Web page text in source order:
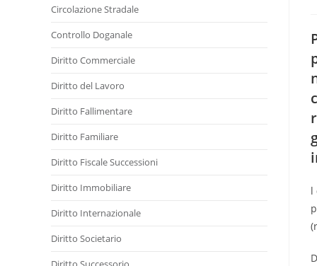
l
Circolazione Stradale
Controllo Doganale
Diritto Commerciale
Diritto del Lavoro
Diritto Fallimentare
Diritto Familiare
Diritto Fiscale Successioni
Diritto Immobiliare
Diritto Internazionale
Diritto Societario